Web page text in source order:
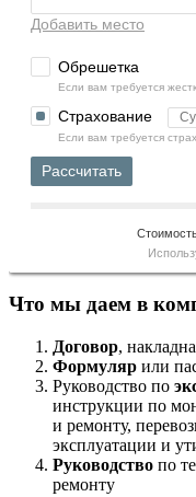
Добавить место
Обрешетка
Если вам требуется
Страхование
Если вам требуется
Рассчитать
Что мы даем в
Договор,
Формуляр или
Руководство по
инструкции по
и ремонту,
эксплуатации и
Руководство по
ремонту